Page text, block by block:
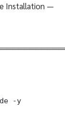
Installation —
-y